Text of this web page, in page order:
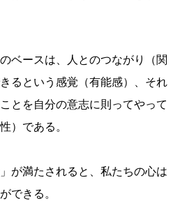
ベースは、人とのつながり（関
るという感覚（有能感）、それ
とを自分の意志に則ってやって
）である。
が満たされると、私たちの心は
できる。